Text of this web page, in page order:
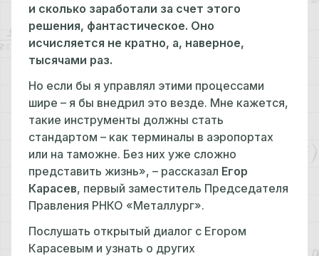
и сколько заработали за счет этого
решения, фантастическое. Оно
исчисляется не кратно, а, наверное,
тысячами раз.
Но если бы я управлял этими процессами
шире – я бы внедрил это везде. Мне кажется,
такие инструменты должны стать
стандартом – как терминалы в аэропортах
или на таможне. Без них уже сложно
представить жизнь», – рассказал Егор
Карасев, первый заместитель Председателя
Правления РНКО «Металлург».
Послушать открытый диалог с Егором
Карасевым и узнать о других